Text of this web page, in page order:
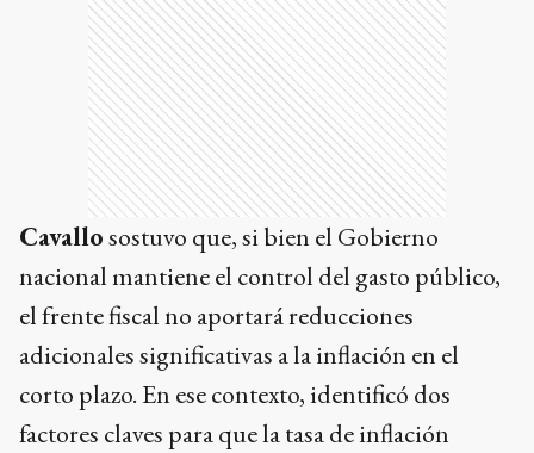
Cavallosostuvo que, si bien el Gobierno
nacional mantiene el control del gasto público,
el frente fiscal no aportará reducciones
adicionales significativas a la inflación en el
corto plazo. En ese contexto, identificó dos
factores claves para que la tasa de inflación